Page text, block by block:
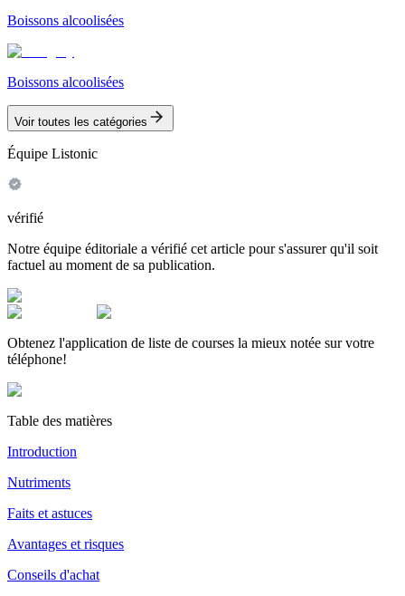
Boissons alcoolisées
Boissons alcoolisées
Voir toutes les catégories
Équipe Listonic
vérifié
Notre équipe éditoriale a vérifié cet article pour s'assurer qu'il soit
factuel au moment de sa publication.
Obtenez l'application de liste de courses la mieux notée sur votre
téléphone!
Table des matières
Introduction
Nutriments
Faits et astuces
Avantages et risques
Conseils d'achat